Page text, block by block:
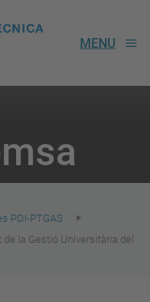
MENU
PDI-PTGAS
la Gestió Universitària del